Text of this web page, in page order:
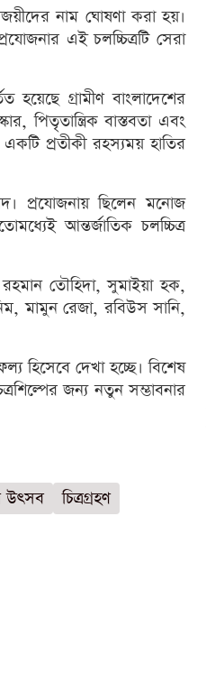
নাম ঘোষণা করা হয়।
এই চলচ্চিত্রটি সেরা
হয়েছে গ্রামীণ বাংলাদেশের
পিতৃতান্ত্রিক বাস্তবতা এবং
প্রতীকী রহস্যময় হাতির
প্রযোজনায় ছিলেন মনোজ
আন্তর্জাতিক চলচ্চিত্র
রহমান তৌহিদা, সুমাইয়া হক,
মামুন রেজা, রবিউস সানি,
হিসেবে দেখা হচ্ছে। বিশেষ
জন্য নতুন সম্ভাবনার
উৎসব
চিত্রগ্রহণ